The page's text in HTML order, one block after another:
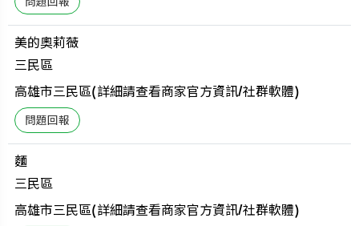
美的奧莉薇
三民區
高雄市三民區(詳細請查看商家官方資訊/社群軟體)
麵
三民區
高雄市三民區(詳細請查看商家官方資訊/社群軟體)